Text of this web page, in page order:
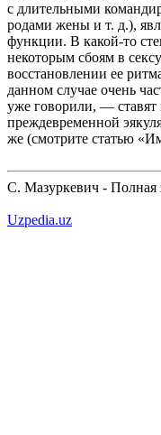
с длительными
родами жены и т. д.),
функции. В какой-то
некоторым сбоям в
восстановлении ее
данном случае очень
уже говорили, — ставят
преждевременной
же (смотрите статью
С. Мазуркевич - Полная
Uzpedia.uz